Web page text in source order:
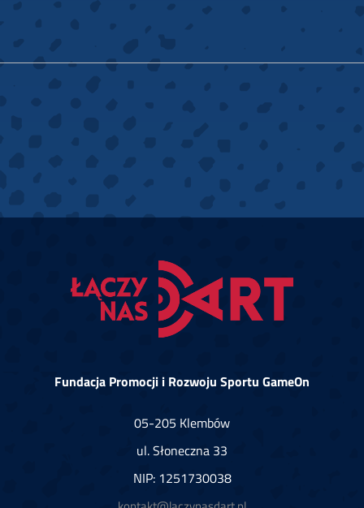
Fundacja Promocji i Rozwoju Sportu GameOn
05-205 Klembów
ul. Słoneczna 33
NIP: 1251730038